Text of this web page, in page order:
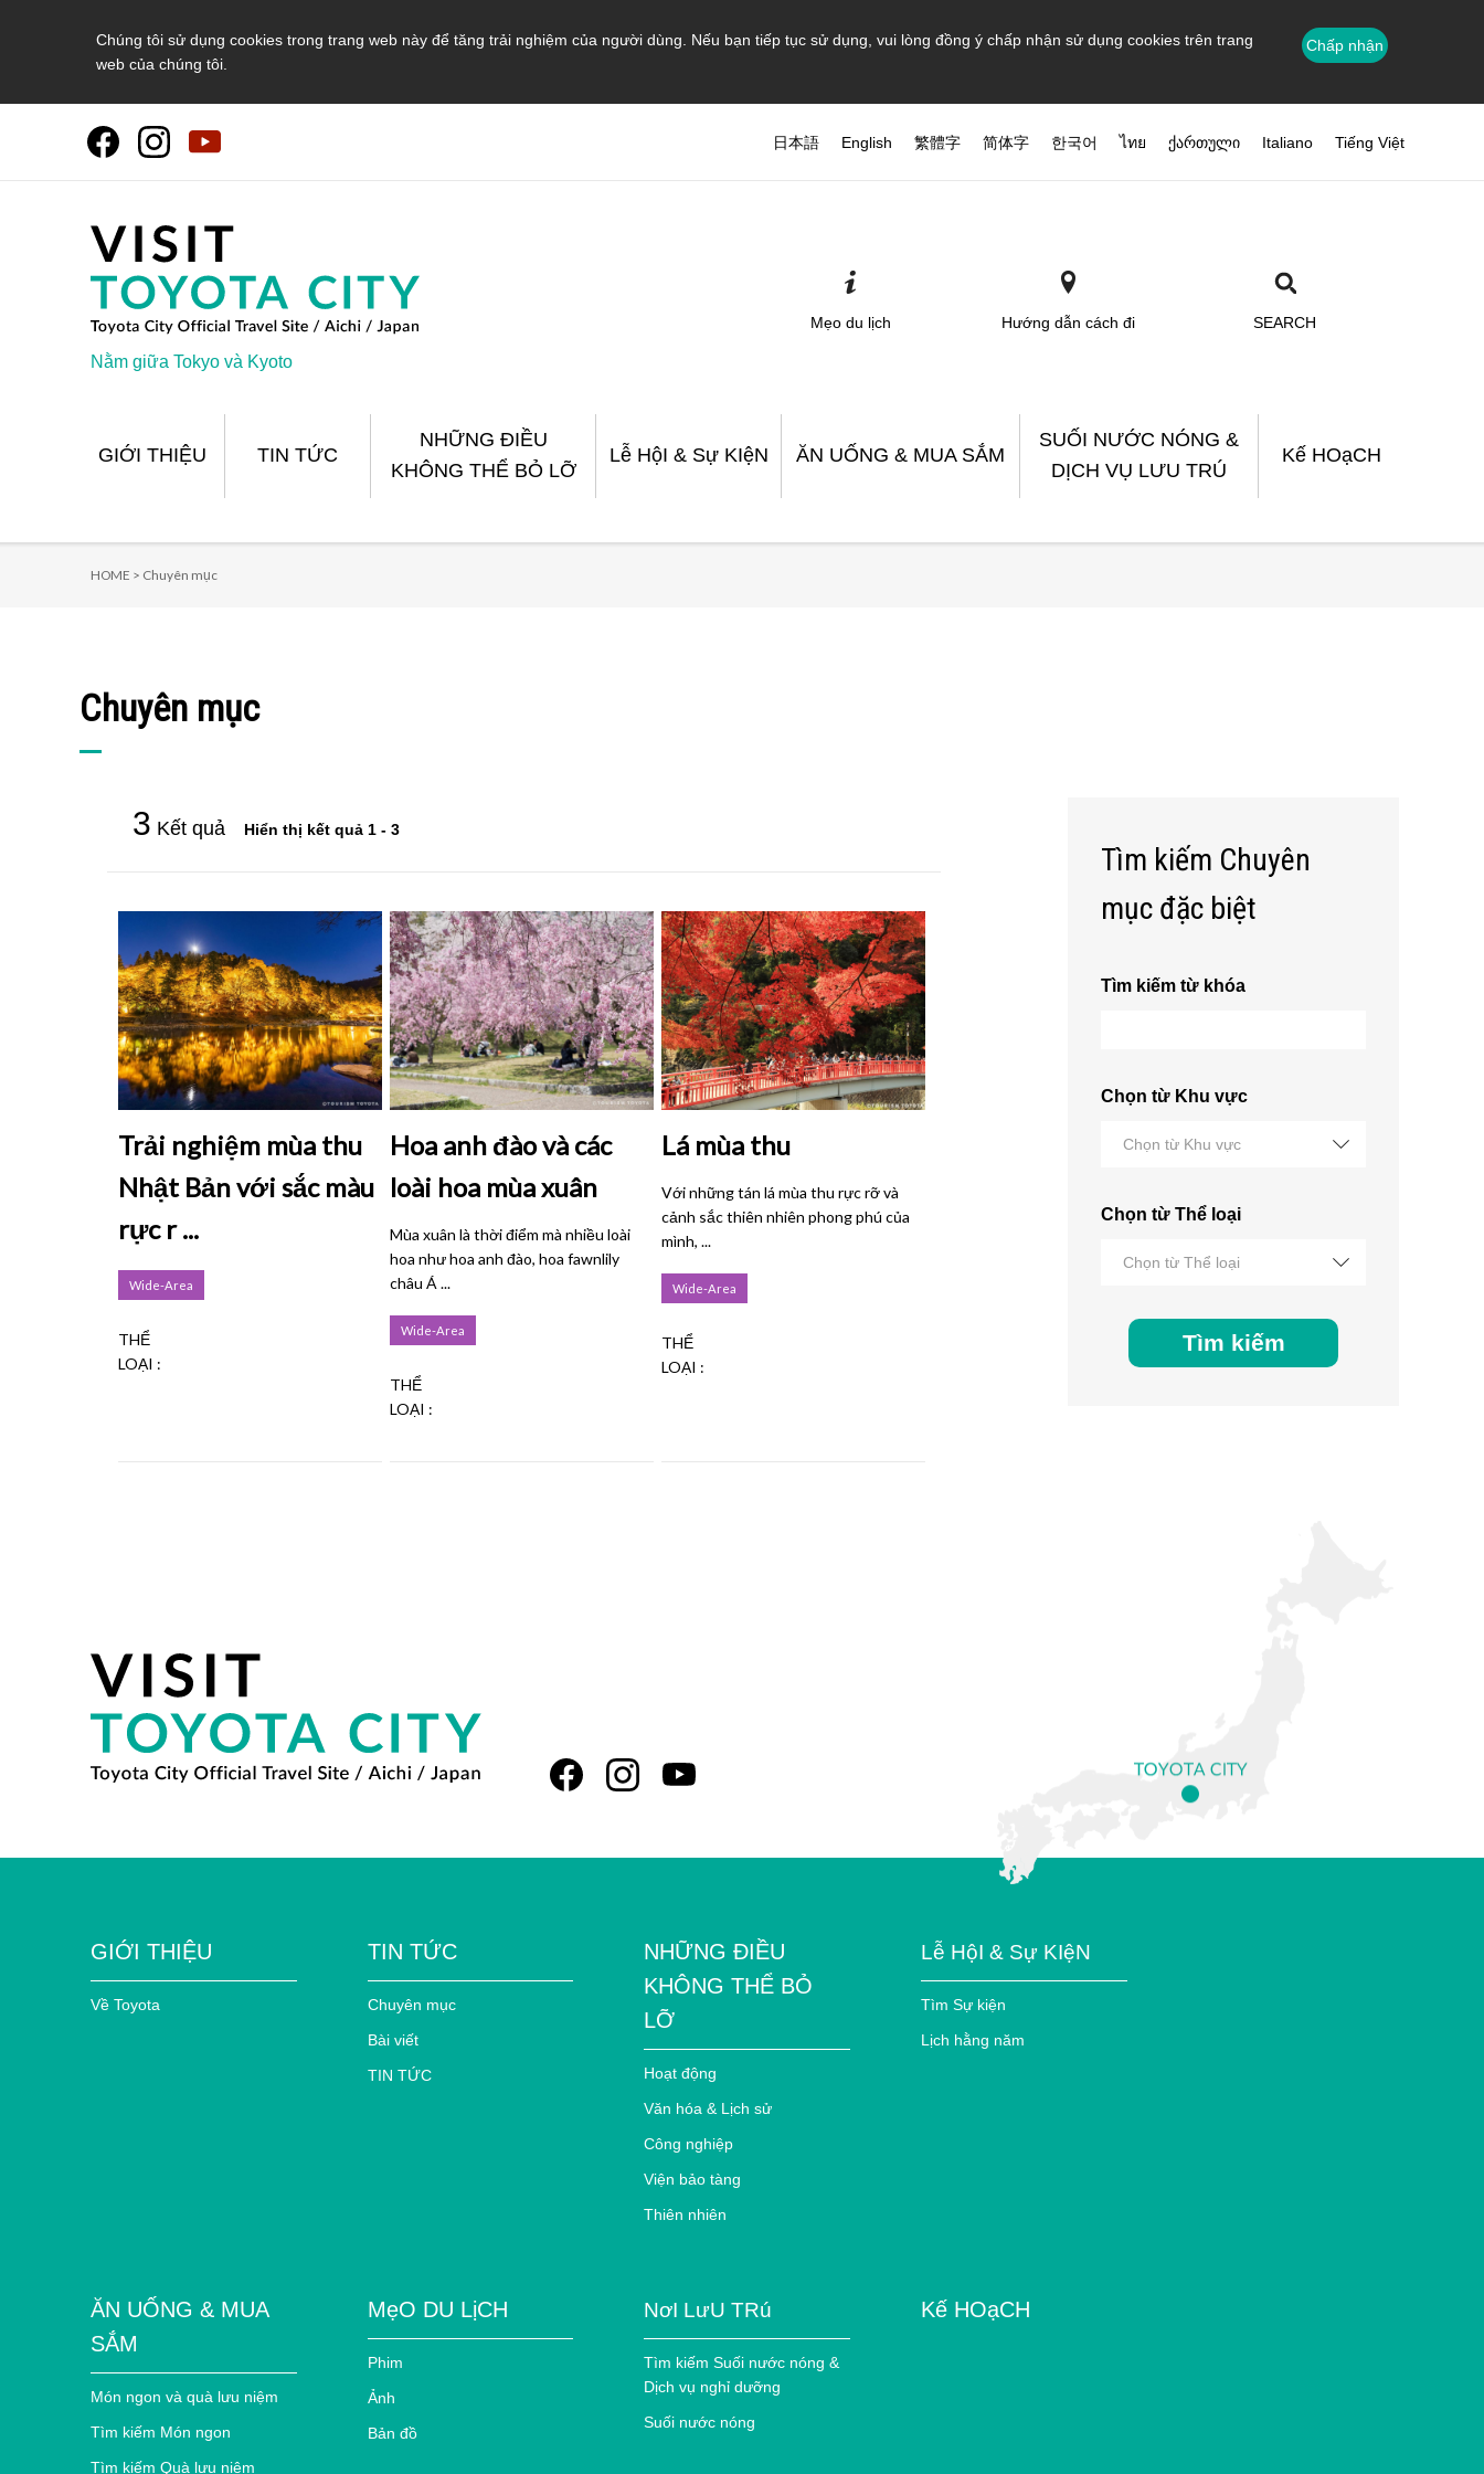
Chúng tôi sử dụng cookies trong trang web này để tăng trải nghiệm của người dùng. Nếu bạn tiếp tục sử dụng, vui lòng đồng ý chấp nhận sử dụng cookies trên trang
web của chúng tôi.
Chấp nhận
日本語 English 繁體字 简体字 한국어 ไทย ქართული Italiano Tiếng Việt
Nằm giữa Tokyo và Kyoto
Mẹo du lịch Hướng dẫn cách đi SEARCH
GIỚI THIỆU TIN TỨC
NHỮNG ĐIỀU
KHÔNG THỂ BỎ LỠ
Lễ HộI & Sự KIệN ĂN UỐNG & MUA SẮM
SUỐI NƯỚC NÓNG &
DỊCH VỤ LƯU TRÚ
Kế HOạCH
HOME > Chuyên mục
Chuyên mục
3 Kết quả Hiển thị kết quả 1 - 3
Trải nghiệm mùa thu
Nhật Bản với sắc màu
rực r ...
Wide-Area
THỂ
LOẠI :
Hoa anh đào và các
loài hoa mùa xuân
Mùa xuân là thời điểm mà nhiều loài
hoa như hoa anh đào, hoa fawnlily
châu Á ...
Wide-Area
THỂ
LOẠI :
Lá mùa thu
Với những tán lá mùa thu rực rỡ và
cảnh sắc thiên nhiên phong phú của
mình, ...
Wide-Area
THỂ
LOẠI :
Tìm kiếm Chuyên
mục đặc biệt
Tìm kiếm từ khóa
Chọn từ Khu vực
Chọn từ Khu vực
Chọn từ Thể loại
Chọn từ Thể loại
Tìm kiếm
GIỚI THIỆU
Về Toyota
TIN TỨC
Chuyên mục
Bài viết
TIN TỨC
NHỮNG ĐIỀU
KHÔNG THỂ BỎ
LỠ
Hoạt động
Văn hóa & Lịch sử
Công nghiệp
Viện bảo tàng
Thiên nhiên
Lễ HộI & Sự KIệN
Tìm Sự kiện
Lịch hằng năm
ĂN UỐNG & MUA
SẮM
Món ngon và quà lưu niệm
Tìm kiếm Món ngon
Tìm kiếm Quà lưu niệm
MẹO DU LịCH
Phim
Ảnh
Bản đồ
NơI LưU TRú
Tìm kiếm Suối nước nóng &
Dịch vụ nghỉ dưỡng
Suối nước nóng
Kế HOạCH